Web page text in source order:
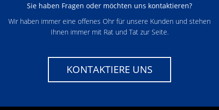
Sie haben Fragen oder möchten uns kontaktieren?
Wir haben immer eine offenes Ohr für unsere Kunden und stehen
Ihnen immer mit Rat und Tat zur Seite.
KONTAKTIERE UNS